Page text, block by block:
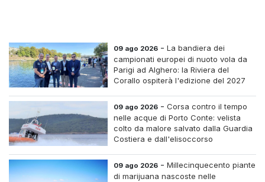
09 ago 2026 -La bandiera dei
campionati europei di nuoto vola da
Parigi ad Alghero: la Riviera del
Corallo ospiterà l'edizione del 2027
09 ago 2026 -Corsa contro il tempo
nelle acque di Porto Conte: velista
colto da malore salvato dalla Guardia
Costiera e dall'elisoccorso
09 ago 2026 -Millecinquecento piante
di marijuana nascoste nelle